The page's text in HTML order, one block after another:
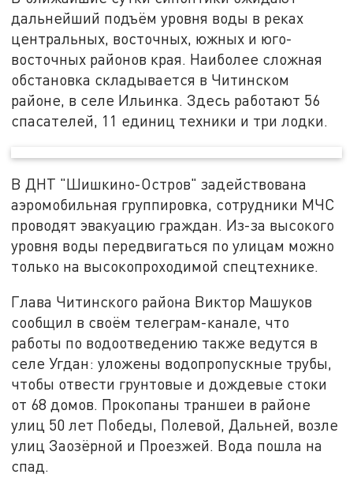
дальнейший подъём уровня воды в реках
центральных, восточных, южных и юго-
восточных районов края. Наиболее сложная
обстановка складывается в Читинском
районе, в селе Ильинка. Здесь работают 56
спасателей, 11 единиц техники и три лодки.
В ДНТ "Шишкино-Остров" задействована
аэромобильная группировка, сотрудники МЧС
проводят эвакуацию граждан. Из-за высокого
уровня воды передвигаться по улицам можно
только на высокопроходимой спецтехнике.
Глава Читинского района Виктор Машуков
сообщил в своём телеграм-канале, что
работы по водоотведению также ведутся в
селе Угдан: уложены водопропускные трубы,
чтобы отвести грунтовые и дождевые стоки
от 68 домов. Прокопаны траншеи в районе
улиц 50 лет Победы, Полевой, Дальней, возле
улиц Заозёрной и Проезжей. Вода пошла на
спад.